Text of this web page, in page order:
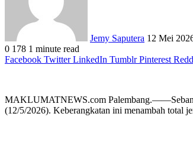
Jemy Saputera 12 Mei
0 178 1 minute read
Facebook Twitter LinkedIn Tumblr Pinterest
MAKLUMATNEWS.com
(12/5/2026). Keberangkatan ini menambah total